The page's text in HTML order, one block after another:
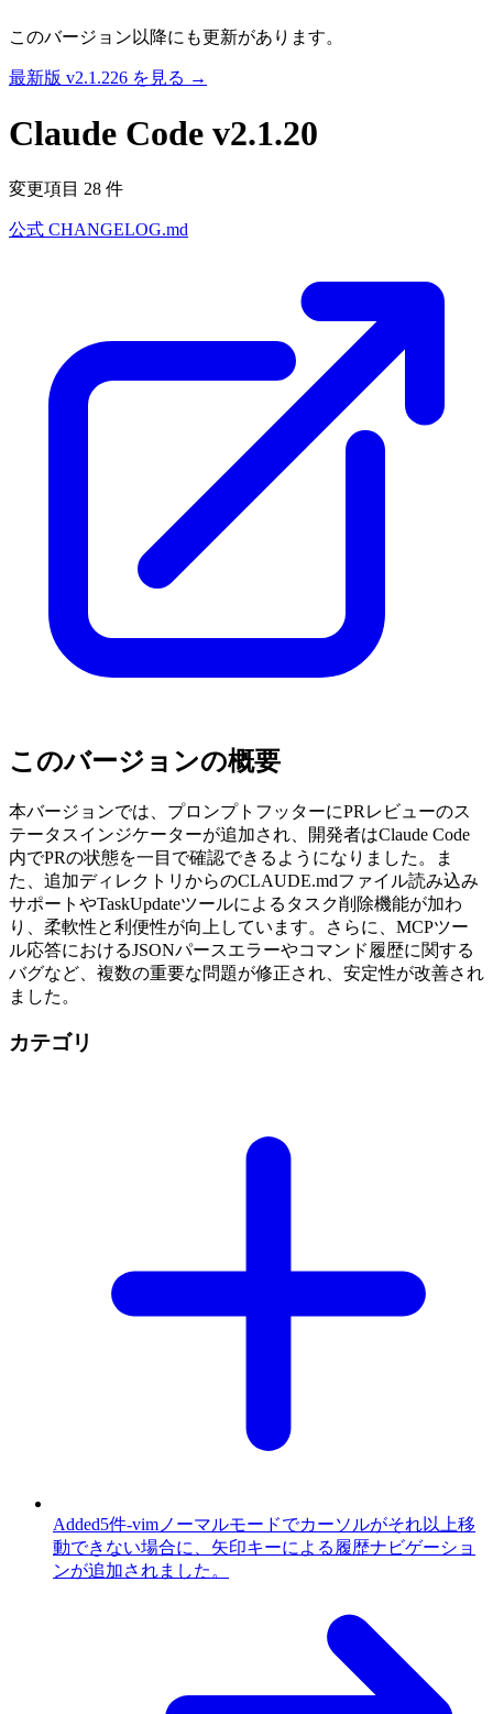
このバージョン以降にも更新があります。
最新版 v2.1.226 を見る →
Claude Code v2.1.20
変更項目 28 件
公式 CHANGELOG.md
このバージョンの概要
本バージョンでは、プロンプトフッターにPRレビューのス
テータスインジケーターが追加され、開発者はClaude Code
内でPRの状態を一目で確認できるようになりました。ま
た、追加ディレクトリからのCLAUDE.mdファイル読み込み
サポートやTaskUpdateツールによるタスク削除機能が加わ
り、柔軟性と利便性が向上しています。さらに、MCPツー
ル応答におけるJSONパースエラーやコマンド履歴に関する
バグなど、複数の重要な問題が修正され、安定性が改善され
ました。
カテゴリ
Added5件-vimノーマルモードでカーソルがそれ以上移
動できない場合に、矢印キーによる履歴ナビゲーショ
ンが追加されました。